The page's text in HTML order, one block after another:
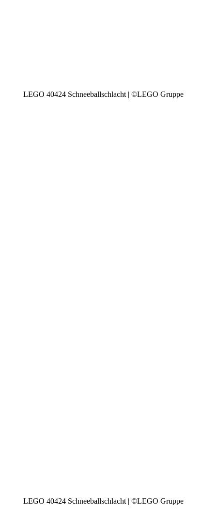
LEGO 40424 Schneeballschlacht | ©LEGO Gruppe
LEGO 40424 Schneeballschlacht | ©LEGO Gruppe